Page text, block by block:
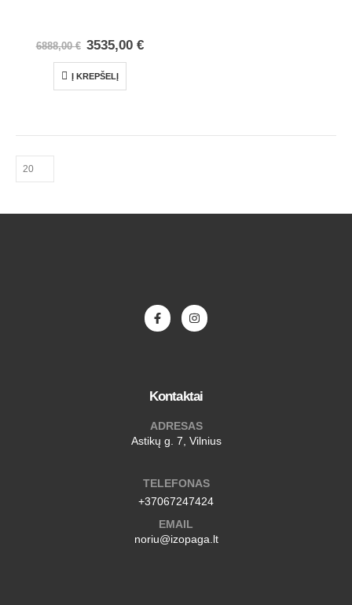
6888,00€ 3535,00€
Į KREPŠELĮ
Kontaktai
ADRESAS
Astikų g. 7, Vilnius
TELEFONAS
+37067247424
EMAIL
noriu@izopaga.lt